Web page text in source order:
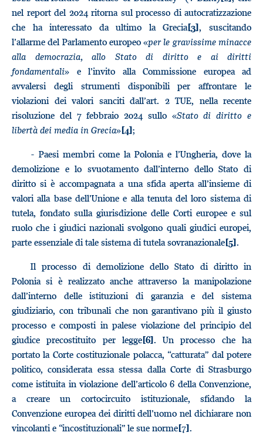
nel report del 2024 ritorna sul processo di autocratizzazione
che ha interessato da ultimo la Grecia[3], suscitando
l’allarme del Parlamento europeo «per le gravissime minacce
alla democrazia, allo Stato di diritto e ai diritti
fondamentali» e l’invito alla Commissione europea ad
avvalersi degli strumenti disponibili per affrontare le
violazioni dei valori sanciti dall’art. 2 TUE, nella recente
risoluzione del 7 febbraio 2024 sullo «Stato di diritto e
libertà dei media in Grecia»[4];
- Paesi membri come la Polonia e l’Ungheria, dove la
demolizione e lo svuotamento dall’interno dello Stato di
diritto si è accompagnata a una sfida aperta all’insieme di
valori alla base dell’Unione e alla tenuta del loro sistema di
tutela, fondato sulla giurisdizione delle Corti europee e sul
ruolo che i giudici nazionali svolgono quali giudici europei,
parte essenziale di tale sistema di tutela sovranazionale[5].
Il processo di demolizione dello Stato di diritto in
Polonia si è realizzato anche attraverso la manipolazione
dall’interno delle istituzioni di garanzia e del sistema
giudiziario, con tribunali che non garantivano più il giusto
processo e composti in palese violazione del principio del
giudice precostituito per legge[6]. Un processo che ha
portato la Corte costituzionale polacca, “catturata” dal potere
politico, considerata essa stessa dalla Corte di Strasburgo
come istituita in violazione dell’articolo 6 della Convenzione,
a creare un cortocircuito istituzionale, sfidando la
Convenzione europea dei diritti dell’uomo nel dichiarare non
vincolanti e “incostituzionali” le sue norme[7].